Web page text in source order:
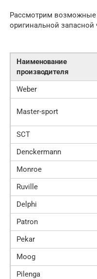
Рассмотрим возможные
оригинальной запасной
Наименование
производителя
Weber
Master-sport
SCT
Denckermann
Monroe
Ruville
Delphi
Patron
Pekar
Moog
Pilenga